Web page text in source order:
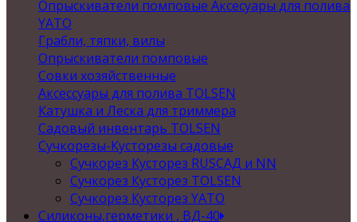
Опрыскиватели помповые Аксесуары для полива
YATO
Грабли, тяпки, вилы
Опрыскиватели помповые
Совки хозяйственные
Аксессуары для полива TOLSEN
Катушка и Леска для триммера
Садовый инвентарь TOLSEN
Сучкорезы-Кусторезы садовые
Сучкорез Кусторез RUSСАД и NN
Сучкорез Кусторез TOLSEN
Сучкорез Кусторез YATO
Силиконы,герметики , ВД-40